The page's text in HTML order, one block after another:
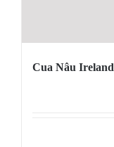
Cua Nâu Ireland